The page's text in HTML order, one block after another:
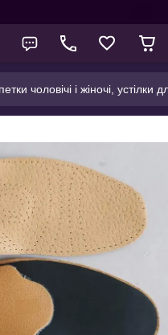
чоловічі і жіночі, устілки